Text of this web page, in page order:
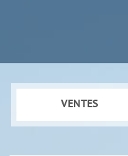
VENTES